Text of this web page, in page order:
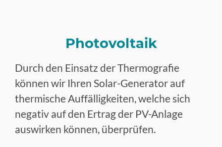
Photovoltaik
Durch den Einsatz der Thermografie
können wir Ihren Solar-Generator auf
thermische Auffälligkeiten, welche sich
negativ auf den Ertrag der PV-Anlage
auswirken können, überprüfen.